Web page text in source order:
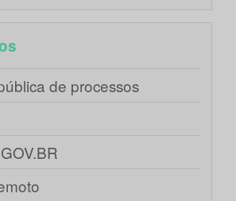
de processos